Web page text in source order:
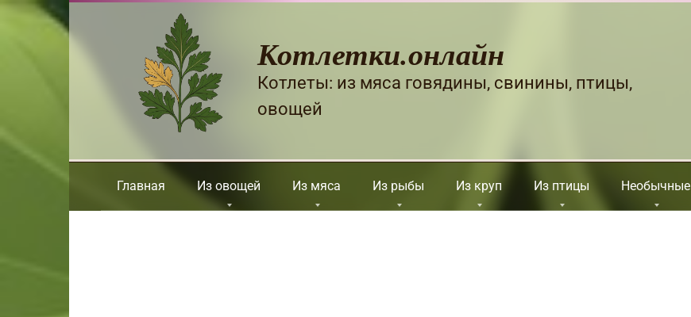
Перейти
Котлетки.онлайн
Котлеты: из мяса говядины, свинины, птицы,
овощей
Главная Из овощей Из мяса Из рыбы Из круп Из птицы Необычные